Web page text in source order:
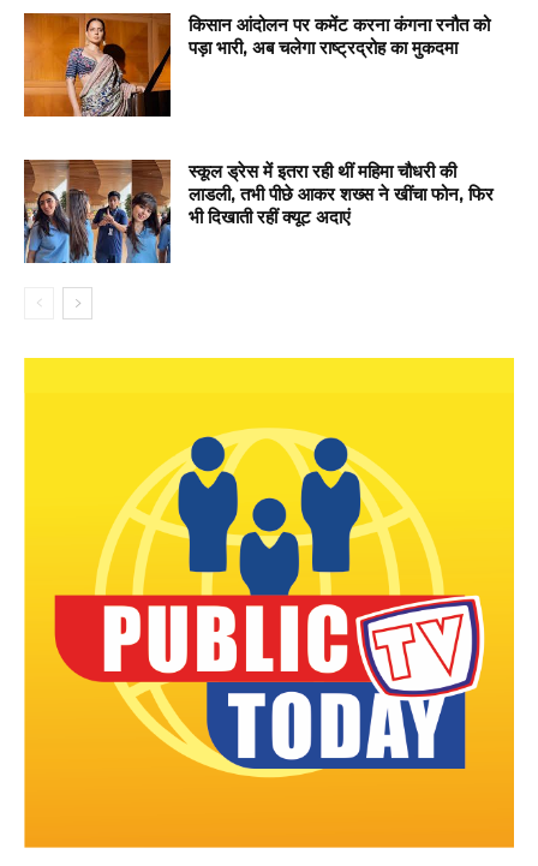
किसान आंदोलन पर कमेंट करना कंगना रनौत को
पड़ा भारी, अब चलेगा राष्ट्रद्रोह का मुकदमा
स्कूल ड्रेस में इतरा रही थीं महिमा चौधरी की
लाडली, तभी पीछे आकर शख्स ने खींचा फोन, फिर
भी दिखाती रहीं क्यूट अदाएं